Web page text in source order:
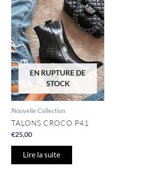
EN RUPTURE DE
STOCK
Nouvelle Collection
TALONS CROCO P41
€25,00
Lire la suite